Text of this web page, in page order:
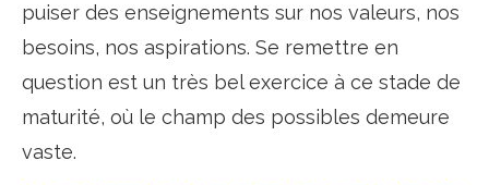
puiser des enseignements sur nos valeurs, nos
besoins, nos aspirations. Se remettre en
question est un très bel exercice à ce stade de
maturité, où le champ des possibles demeure
vaste.